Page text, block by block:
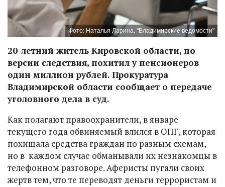
Фото: Наталья Ларина. "Владимирские ведомости"
20-летний житель Кировской области, по
версии следствия, похитил у пенсионеров
один миллион рублей. Прокуратура
Владимирской области сообщает о передаче
уголовного дела в суд.
Как полагают правоохранители, в январе
текущего года обвиняемый влился в ОПГ, которая
похищала средства граждан по разным схемам,
но в каждом случае обманывали их незнакомцы в
телефонном разговоре. Аферисты пугали своих
жертв тем, что те переводят деньги террористам и